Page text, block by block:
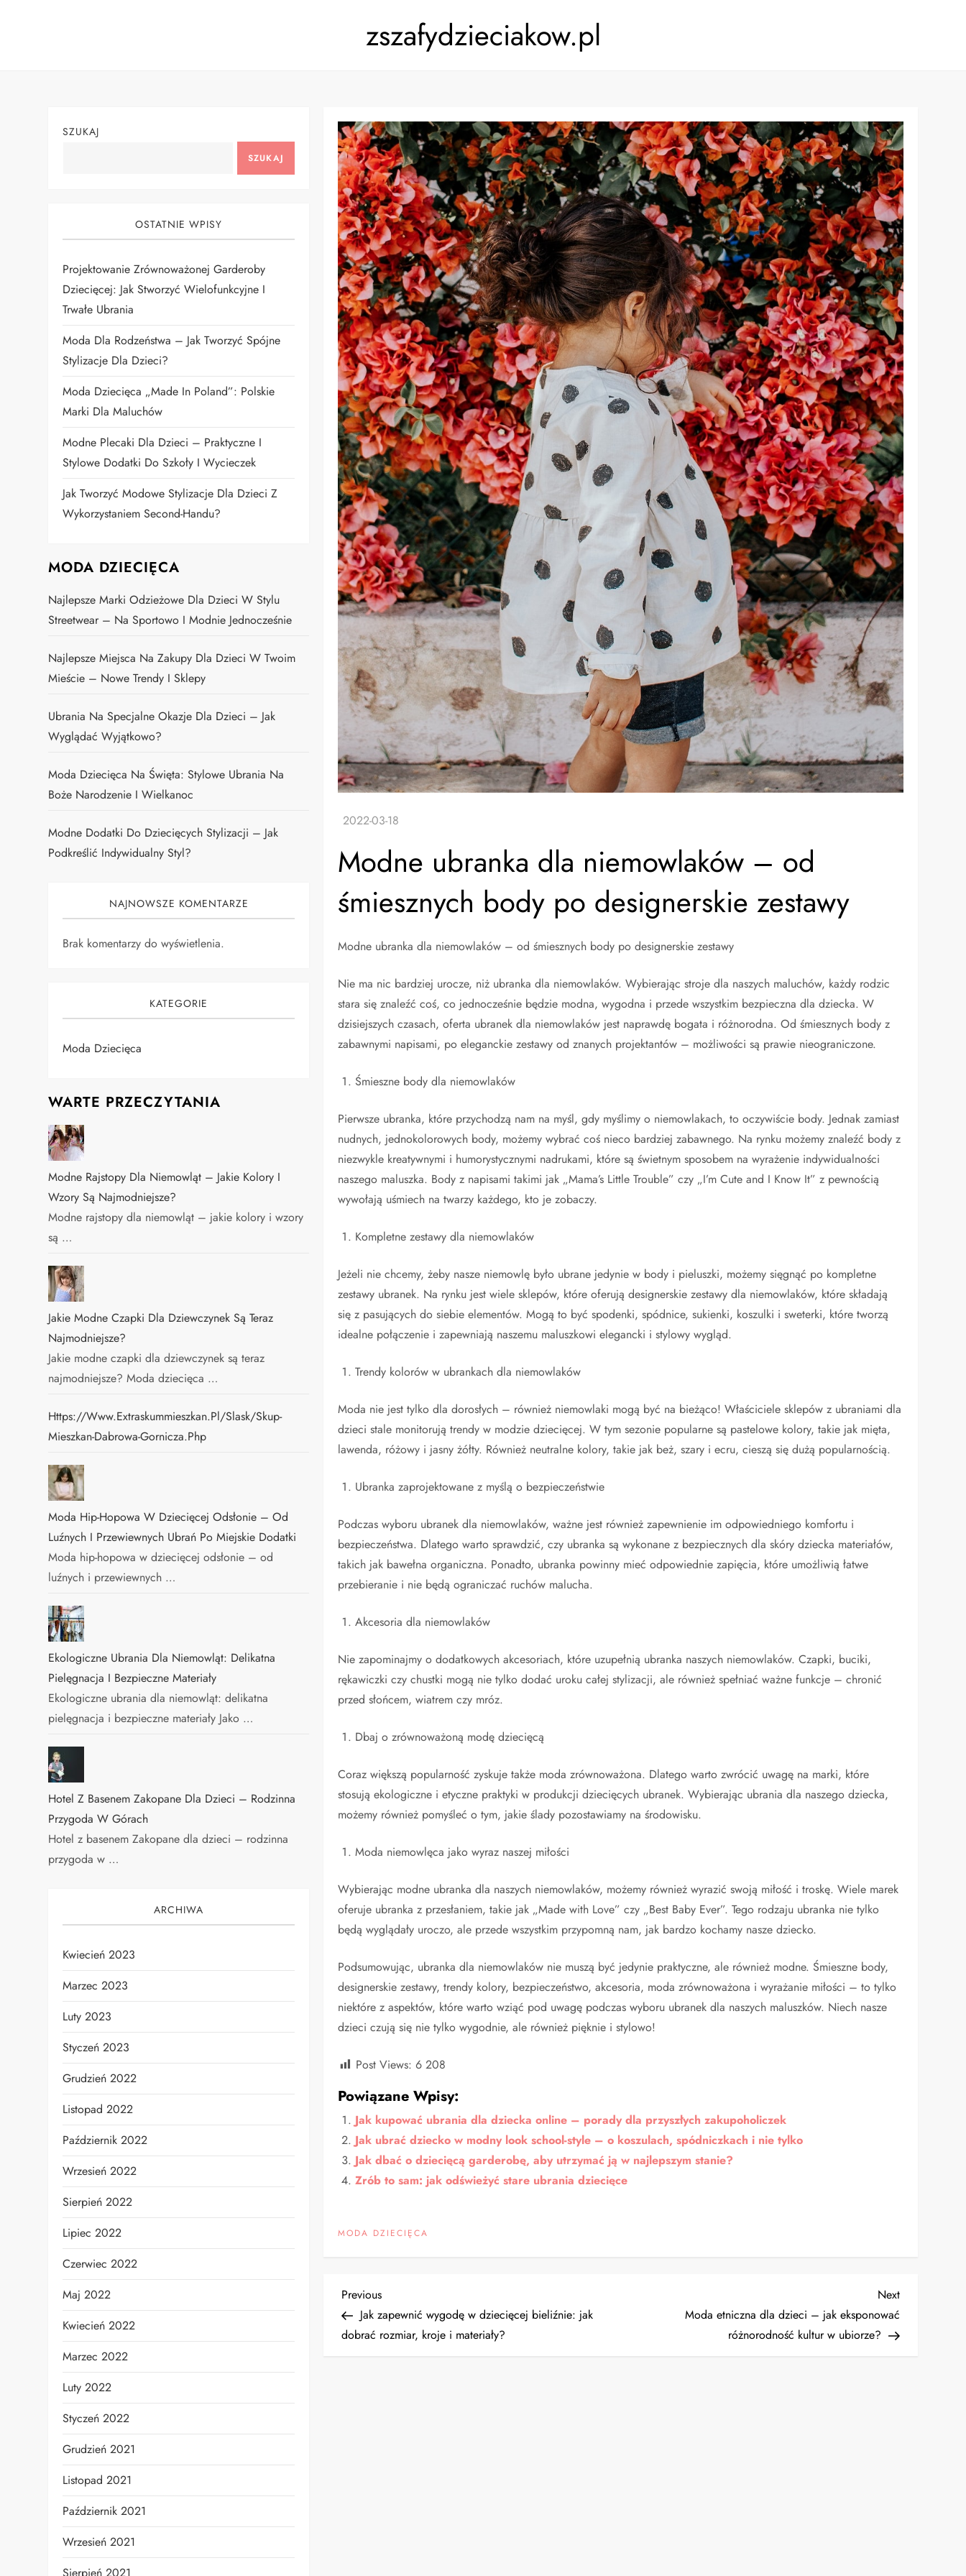
zszafydzieciakow.pl
Modne ubranka dla niemowlaków – od
śmiesznych body po designerskie zestawy
Modne ubranka dla niemowlaków – od śmiesznych body po designerskie zestawy
Nie ma nic bardziej urocze, niż ubranka dla niemowlaków. Wybierając stroje dla naszych maluchów, każdy rodzic
stara się znaleźć coś, co jednocześnie będzie modna, wygodna i przede wszystkim bezpieczna dla dziecka. W
dzisiejszych czasach, oferta ubranek dla niemowlaków jest naprawdę bogata i różnorodna. Od śmiesznych body z
zabawnymi napisami, po eleganckie zestawy od znanych projektantów – możliwości są prawie nieograniczone.
Śmieszne body dla niemowlaków
Pierwsze ubranka, które przychodzą nam na myśl, gdy myślimy o niemowlakach, to oczywiście body. Jednak zamiast
nudnych, jednokolorowych body, możemy wybrać coś nieco bardziej zabawnego. Na rynku możemy znaleźć body z
niezwykle kreatywnymi i humorystycznymi nadrukami, które są świetnym sposobem na wyrażenie indywidualności
naszego maluszka. Body z napisami takimi jak „Mama’s Little Trouble” czy „I’m Cute and I Know It” z pewnością
wywołają uśmiech na twarzy każdego, kto je zobaczy.
Kompletne zestawy dla niemowlaków
Jeżeli nie chcemy, żeby nasze niemowlę było ubrane jedynie w body i pieluszki, możemy sięgnąć po kompletne
zestawy ubranek. Na rynku jest wiele sklepów, które oferują designerskie zestawy dla niemowlaków, które składają
się z pasujących do siebie elementów. Mogą to być spodenki, spódnice, sukienki, koszulki i sweterki, które tworzą
idealne połączenie i zapewniają naszemu maluszkowi elegancki i stylowy wygląd.
Trendy kolorów w ubrankach dla niemowlaków
Moda nie jest tylko dla dorosłych – również niemowlaki mogą być na bieżąco! Właściciele sklepów z ubraniami dla
dzieci stale monitorują trendy w modzie dziecięcej. W tym sezonie popularne są pastelowe kolory, takie jak mięta,
lawenda, różowy i jasny żółty. Również neutralne kolory, takie jak beż, szary i ecru, cieszą się dużą popularnością.
Ubranka zaprojektowane z myślą o bezpieczeństwie
Podczas wyboru ubranek dla niemowlaków, ważne jest również zapewnienie im odpowiedniego komfortu i
bezpieczeństwa. Dlatego warto sprawdzić, czy ubranka są wykonane z bezpiecznych dla skóry dziecka materiałów,
takich jak bawełna organiczna. Ponadto, ubranka powinny mieć odpowiednie zapięcia, które umożliwią łatwe
przebieranie i nie będą ograniczać ruchów malucha.
Akcesoria dla niemowlaków
Nie zapominajmy o dodatkowych akcesoriach, które uzupełnią ubranka naszych niemowlaków. Czapki, buciki,
rękawiczki czy chustki mogą nie tylko dodać uroku całej stylizacji, ale również spełniać ważne funkcje – chronić
przed słońcem, wiatrem czy mróz.
Dbaj o zrównoważoną modę dziecięcą
Coraz większą popularność zyskuje także moda zrównoważona. Dlatego warto zwrócić uwagę na marki, które
stosują ekologiczne i etyczne praktyki w produkcji dziecięcych ubranek. Wybierając ubrania dla naszego dziecka,
możemy również pomyśleć o tym, jakie ślady pozostawiamy na środowisku.
Moda niemowlęca jako wyraz naszej miłości
Wybierając modne ubranka dla naszych niemowlaków, możemy również wyrazić swoją miłość i troskę. Wiele marek
oferuje ubranka z przesłaniem, takie jak „Made with Love” czy „Best Baby Ever”. Tego rodzaju ubranka nie tylko
będą wyglądały uroczo, ale przede wszystkim przypomną nam, jak bardzo kochamy nasze dziecko.
Podsumowując, ubranka dla niemowlaków nie muszą być jedynie praktyczne, ale również modne. Śmieszne body,
designerskie zestawy, trendy kolory, bezpieczeństwo, akcesoria, moda zrównoważona i wyrażanie miłości – to tylko
niektóre z aspektów, które warto wziąć pod uwagę podczas wyboru ubranek dla naszych maluszków. Niech nasze
dzieci czują się nie tylko wygodnie, ale również pięknie i stylowo!
Post Views: 6 208
Powiązane Wpisy:
Jak kupować ubrania dla dziecka online – porady dla przyszłych zakupoholiczek
Jak ubrać dziecko w modny look school-style – o koszulach, spódniczkach i nie tylko
Jak dbać o dziecięcą garderobę, aby utrzymać ją w najlepszym stanie?
Zrób to sam: jak odświeżyć stare ubrania dziecięce
MODA DZIECIĘCA
N
a
Previous
Post
Previous
Jak zapewnić wygodę w dziecięcej bieliźnie: jak
dobrać rozmiar, kroje i materiały?
Next
Post
Next
Moda etniczna dla dzieci – jak eksponować
różnorodność kultur w ubiorze?
SZUKAJ
SZUKAJ
OSTATNIE WPISY
Projektowanie Zrównoważonej Garderoby
Dziecięcej: Jak Stworzyć Wielofunkcyjne I
Trwałe Ubrania
Moda Dla Rodzeństwa – Jak Tworzyć Spójne
Stylizacje Dla Dzieci?
Moda Dziecięca „Made In Poland”: Polskie
Marki Dla Maluchów
Modne Plecaki Dla Dzieci – Praktyczne I
Stylowe Dodatki Do Szkoły I Wycieczek
Jak Tworzyć Modowe Stylizacje Dla Dzieci Z
Wykorzystaniem Second-Handu?
MODA DZIECIĘCA
Najlepsze Marki Odzieżowe Dla Dzieci W Stylu
Streetwear – Na Sportowo I Modnie Jednocześnie
Najlepsze Miejsca Na Zakupy Dla Dzieci W Twoim
Mieście – Nowe Trendy I Sklepy
Ubrania Na Specjalne Okazje Dla Dzieci – Jak
Wyglądać Wyjątkowo?
Moda Dziecięca Na Święta: Stylowe Ubrania Na
Boże Narodzenie I Wielkanoc
Modne Dodatki Do Dziecięcych Stylizacji – Jak
Podkreślić Indywidualny Styl?
NAJNOWSZE KOMENTARZE
Brak komentarzy do wyświetlenia.
KATEGORIE
Moda Dziecięca
WARTE PRZECZYTANIA
Modne Rajstopy Dla Niemowląt – Jakie Kolory I
Wzory Są Najmodniejsze?
Modne rajstopy dla niemowląt – jakie kolory i wzory
są …
Jakie Modne Czapki Dla Dziewczynek Są Teraz
Najmodniejsze?
Jakie modne czapki dla dziewczynek są teraz
najmodniejsze? Moda dziecięca …
Https://www.extraskummieszkan.pl/slask/skup-
Mieszkan-Dabrowa-Gornicza.php
Moda Hip-Hopowa W Dziecięcej Odsłonie – Od
Luźnych I Przewiewnych Ubrań Po Miejskie Dodatki
Moda hip-hopowa w dziecięcej odsłonie – od
luźnych i przewiewnych …
Ekologiczne Ubrania Dla Niemowląt: Delikatna
Pielęgnacja I Bezpieczne Materiały
Ekologiczne ubrania dla niemowląt: delikatna
pielęgnacja i bezpieczne materiały Jako …
Hotel Z Basenem Zakopane Dla Dzieci – Rodzinna
Przygoda W Górach
Hotel z basenem Zakopane dla dzieci – rodzinna
przygoda w …
ARCHIWA
Kwiecień 2023
Marzec 2023
Luty 2023
Styczeń 2023
Grudzień 2022
Listopad 2022
Październik 2022
Wrzesień 2022
Sierpień 2022
Lipiec 2022
Czerwiec 2022
Maj 2022
Kwiecień 2022
Marzec 2022
Luty 2022
Styczeń 2022
Grudzień 2021
Listopad 2021
Październik 2021
Wrzesień 2021